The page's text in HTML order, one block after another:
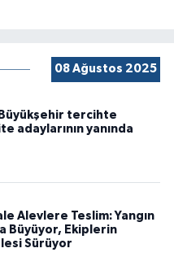
08 Ağustos 2025
tercihte
adaylarının yanında
Alevlere Teslim: Yangın
Büyüyor, Ekiplerin
Sürüyor